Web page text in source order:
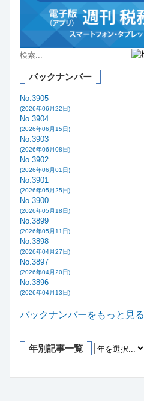
バックナンバー
No.3905
(2026年06月22日)
No.3904
(2026年06月15日)
No.3903
(2026年06月08日)
No.3902
(2026年06月01日)
No.3901
(2026年05月25日)
No.3900
(2026年05月18日)
No.3899
(2026年05月11日)
No.3898
(2026年04月27日)
No.3897
(2026年04月20日)
No.3896
(2026年04月13日)
バックナンバーをもっと見る
年別記事一覧